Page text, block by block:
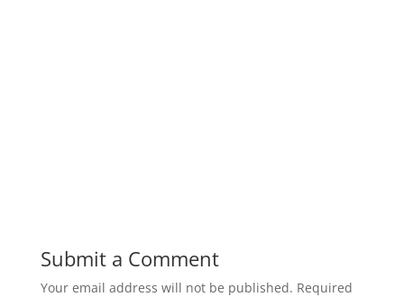
Submit a Comment
Your email address will not be published. Required